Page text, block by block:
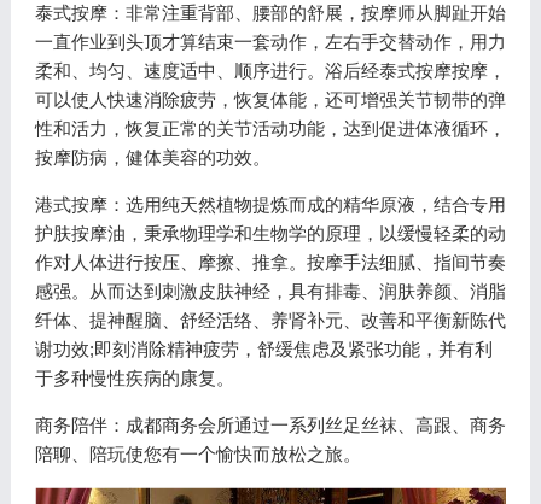
泰式按摩：非常注重背部、腰部的舒展，按摩师从脚趾开始
一直作业到头顶才算结束一套动作，左右手交替动作，用力
柔和、均匀、速度适中、顺序进行。浴后经泰式按摩按摩，
可以使人快速消除疲劳，恢复体能，还可增强关节韧带的弹
性和活力，恢复正常的关节活动功能，达到促进体液循环，
按摩防病，健体美容的功效。
港式按摩：选用纯天然植物提炼而成的精华原液，结合专用
护肤按摩油，秉承物理学和生物学的原理，以缓慢轻柔的动
作对人体进行按压、摩擦、推拿。按摩手法细腻、指间节奏
感强。从而达到刺激皮肤神经，具有排毒、润肤养颜、消脂
纤体、提神醒脑、舒经活络、养肾补元、改善和平衡新陈代
谢功效;即刻消除精神疲劳，舒缓焦虑及紧张功能，并有利
于多种慢性疾病的康复。
商务陪伴：成都商务会所通过一系列丝足丝袜、高跟、商务
陪聊、陪玩使您有一个愉快而放松之旅。